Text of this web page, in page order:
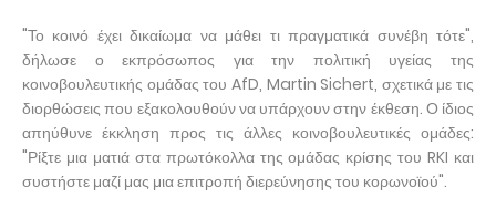
"Το κοινό έχει δικαίωμα να μάθει τι πραγματικά συνέβη τότε",
δήλωσε ο εκπρόσωπος για την πολιτική υγείας της
κοινοβουλευτικής ομάδας του AfD, Martin Sichert, σχετικά με τις
διορθώσεις που εξακολουθούν να υπάρχουν στην έκθεση. Ο ίδιος
απηύθυνε έκκληση προς τις άλλες κοινοβουλευτικές ομάδες:
"Ρίξτε μια ματιά στα πρωτόκολλα της ομάδας κρίσης του RKI και
συστήστε μαζί μας μια επιτροπή διερεύνησης του κορωνοϊού".